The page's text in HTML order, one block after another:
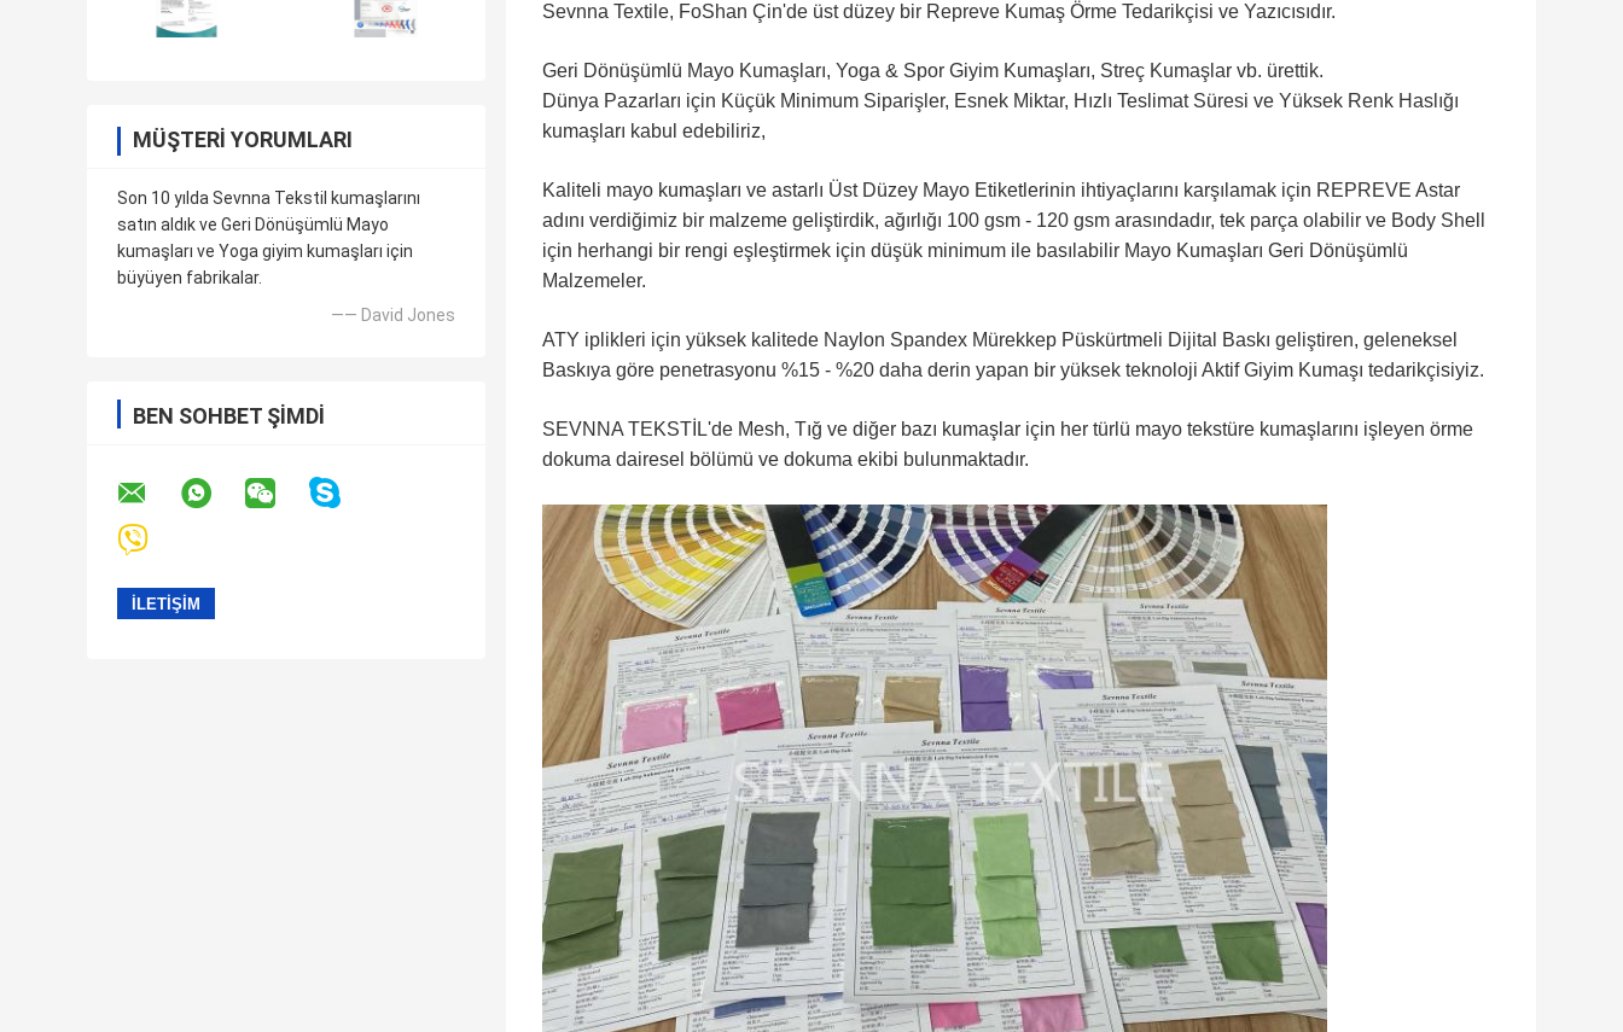
MÜŞTERI YORUMLARI
Son 10 yılda Sevnna Tekstil kumaşlarını
satın aldık ve Geri Dönüşümlü Mayo
kumaşları ve Yoga giyim kumaşları için
büyüyen fabrikalar.
—— David Jones
BEN SOHBET ŞIMDI
Sevnna Textile, FoShan Çin'de üst düzey bir Repreve Kumaş Örme Tedarikçisi ve Yazıcısıdır.
Geri Dönüşümlü Mayo Kumaşları, Yoga & Spor Giyim Kumaşları, Streç Kumaşlar vb. ürettik.
Dünya Pazarları için Küçük Minimum Siparişler, Esnek Miktar, Hızlı Teslimat Süresi ve Yüksek Renk Haslığı
kumaşları kabul edebiliriz,
Kaliteli mayo kumaşları ve astarlı Üst Düzey Mayo Etiketlerinin ihtiyaçlarını karşılamak için REPREVE Astar
adını verdiğimiz bir malzeme geliştirdik, ağırlığı 100 gsm - 120 gsm arasındadır, tek parça olabilir ve Body Shell
için herhangi bir rengi eşleştirmek için düşük minimum ile basılabilir Mayo Kumaşları Geri Dönüşümlü
Malzemeler.
ATY iplikleri için yüksek kalitede Naylon Spandex Mürekkep Püskürtmeli Dijital Baskı geliştiren, geleneksel
Baskıya göre penetrasyonu %15 - %20 daha derin yapan bir yüksek teknoloji Aktif Giyim Kumaşı tedarikçisiyiz.
SEVNNA TEKSTİL'de Mesh, Tığ ve diğer bazı kumaşlar için her türlü mayo tekstüre kumaşlarını işleyen örme
dokuma dairesel bölümü ve dokuma ekibi bulunmaktadır.